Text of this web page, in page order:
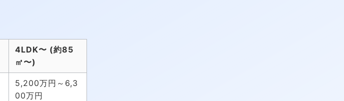
4LDK〜 (約85
㎡〜)
5,200万円～6,3
00万円